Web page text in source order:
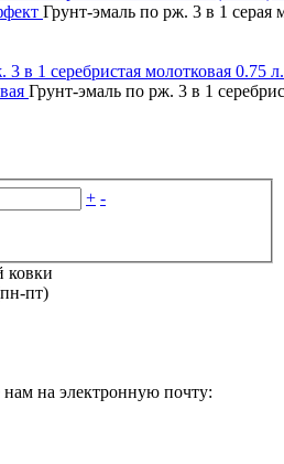
Грунт-эмаль по рж. 3 в 1 серая
Грунт-эмаль по рж. 3 в 1
+ -
ковки
пт)
на электронную почту: